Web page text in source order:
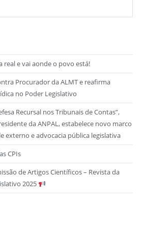
real e vai aonde o povo está!
Procurador da ALMT e reafirma
no Poder Legislativo
Recursal nos Tribunais de Contas”,
da ANPAL, estabelece novo marco
externo e advocacia pública legislativa
CPIs
de Artigos Científicos – Revista da
2025